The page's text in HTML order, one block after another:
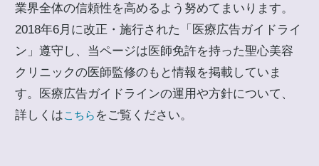
業界全体の信頼性を高めるよう努めてまいります。
2018年6月に改正・施行された「医療広告ガイドライ
ン」遵守し、当ページは医師免許を持った聖心美容
クリニックの医師監修のもと情報を掲載していま
す。医療広告ガイドラインの運用や方針について、
詳しくはこちら をご覧ください。